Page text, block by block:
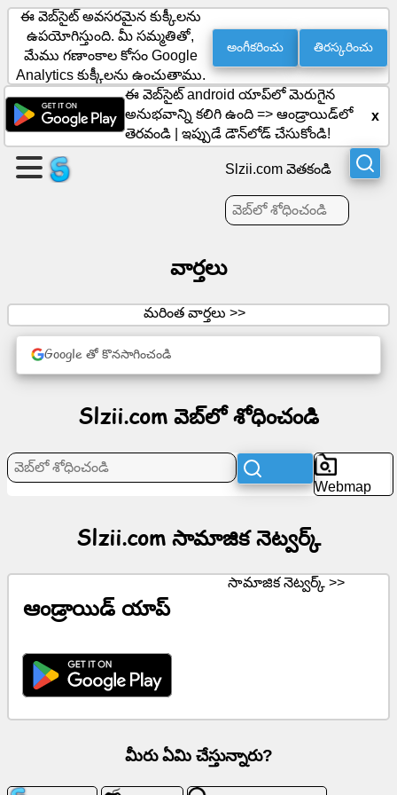
ఒక
పేజీని
సృష్టించండి
సమూహాన్ని
ఎజెండా
వినోదం
వార్తలు
వికీ
పరిచయాలు
ఈ వెబ్‌సైట్ అవసరమైన కుక్కీలను
ఉపయోగిస్తుంది. మీ సమ్మతితో,
మేము గణాంకాల కోసం Google
Analytics కుక్కీలను ఉంచుతాము.
అంగీకరించు తిరస్కరించు
ఈ వెబ్‌సైట్ android యాప్‌లో మెరుగైన
అనుభవాన్ని కలిగి ఉంది => ఆండ్రాయిడ్‌లో
తెరవండి
ఇప్పుడే డౌన్‌లోడ్ చేసుకోండి!
x
Slzii.com వెతకండి
వార్తలు
మరింత వార్తలు >>
Google తో కొనసాగించండి
Slzii.com వెబ్‌లో శోధించండి
Webmap
Slzii.com సామాజిక నెట్వర్క్
ఆండ్రాయిడ్ యాప్
సామాజిక నెట్వర్క్ >>
మీరు ఏమి చేస్తున్నారు?